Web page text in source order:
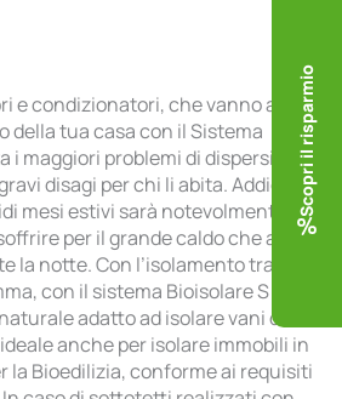
condizionatori, che vanno ad
tua casa con il Sistema
i maggiori problemi di dispersione
disagi per chi li abita. Addio
mesi estivi sarà notevolmente più
per il grande caldo che arriva
notte. Con l’isolamento tramite
con il sistema Bioisolare S
adatto ad isolare vani di
anche per isolare immobili in
Bioedilizia, conforme ai requisiti
Scopri il risparmio